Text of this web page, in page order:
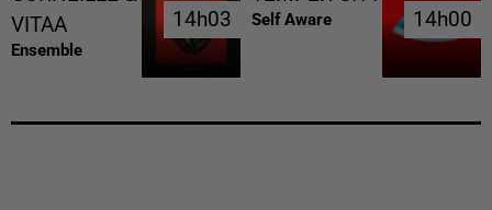
VITAA
Ensemble
14h03
14h03 Self Aware 14h00
14h00